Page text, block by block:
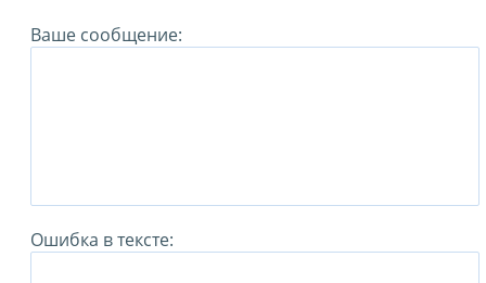
Ваше сообщение:
Ошибка в тексте: